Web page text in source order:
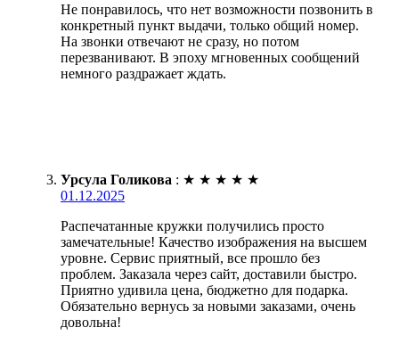
Не понравилось, что нет возможности позвонить в
конкретный пункт выдачи, только общий номер.
На звонки отвечают не сразу, но потом
перезванивают. В эпоху мгновенных сообщений
немного раздражает ждать.
Урсула Голикова : ★ ★ ★ ★ ★
01.12.2025
Распечатанные кружки получились просто
замечательные! Качество изображения на высшем
уровне. Сервис приятный, все прошло без
проблем. Заказала через сайт, доставили быстро.
Приятно удивила цена, бюджетно для подарка.
Обязательно вернусь за новыми заказами, очень
довольна!